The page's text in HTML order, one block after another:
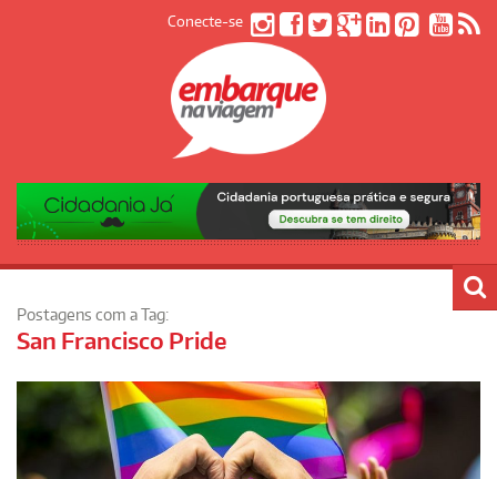
Conecte-se
Postagens com a Tag:
San Francisco Pride